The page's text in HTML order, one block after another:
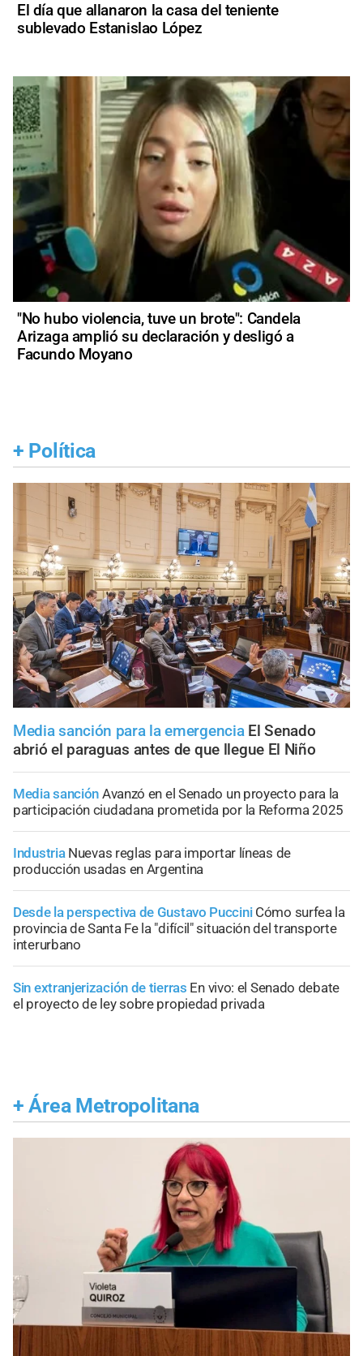
El día que allanaron la casa del teniente
sublevado Estanislao López
"No hubo violencia, tuve un brote": Candela
Arizaga amplió su declaración y desligó a
Facundo Moyano
+ Política
Media sanción para la emergencia El Senado
abrió el paraguas antes de que llegue El Niño
Media sanción Avanzó en el Senado un proyecto para la
participación ciudadana prometida por la Reforma 2025
Industria Nuevas reglas para importar líneas de
producción usadas en Argentina
Desde la perspectiva de Gustavo Puccini Cómo surfea la
provincia de Santa Fe la "difícil" situación del transporte
interurbano
Sin extranjerización de tierras En vivo: el Senado debate
el proyecto de ley sobre propiedad privada
+ Área Metropolitana